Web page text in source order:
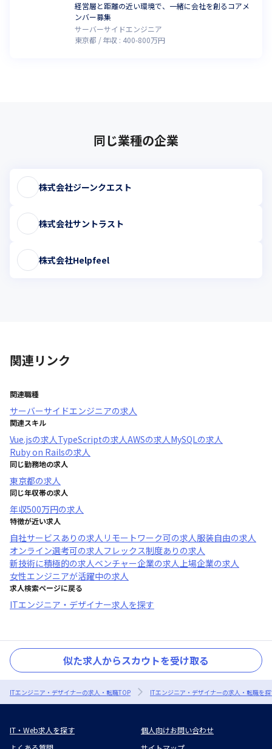
経営層と距離の近い環境で、一緒に会社を創るコアメ
ンバー募集
サーバーサイドエンジニア
東京都
年収 : 400-800万円
同じ業種の企業
株式会社ジーンクエスト
株式会社サントラスト
株式会社Helpfeel
関連リンク
関連職種
サーバーサイドエンジニアの求人
関連スキル
Vue.jsの求人TypeScriptの求人AWSの求人MySQLの求人
Ruby on Railsの求人
同じ勤務地の求人
東京都の求人
同じ年収帯の求人
年収500万円の求人
特徴が近い求人
自社サービスあり の求人 リモートワーク可の求人服装自由の求人
オンライン選考可の求人フレックス制度あり の求人
新技術に積極的の求人ベンチャー企業の求人上場企業の求人
女性エンジニアが活躍中の求人
求人検索ページに戻る
ITエンジニア・デザイナー求人を探す
似た求人からスカウトを受け取る
ITエンジニア・デザイナーの求人・転職TOP ITエンジニア・デザイナーの求人・転職を
IT・Web求人を探す
個人向けお問い合わせ